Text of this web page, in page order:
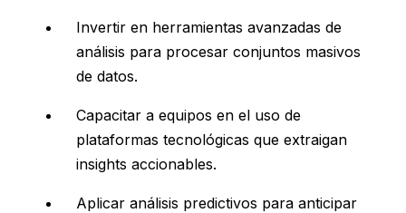
Invertir en herramientas avanzadas de
análisis para procesar conjuntos masivos
de datos.
Capacitar a equipos en el uso de
plataformas tecnológicas que extraigan
insights accionables.
Aplicar análisis predictivos para anticipar